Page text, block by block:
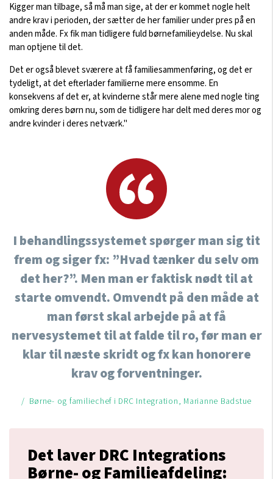
Kigger man tilbage, så må man sige, at der er kommet nogle helt
andre krav i perioden, der sætter de her familier under pres på en
anden måde. Fx fik man tidligere fuld børnefamilieydelse. Nu skal
man optjene til det.
Det er også blevet sværere at få familiesammenføring, og det er
tydeligt, at det efterlader familierne mere ensomme. En
konsekvens af det er, at kvinderne står mere alene med nogle ting
omkring deres børn nu, som de tidligere har delt med deres mor og
andre kvinder i deres netværk."
I behandlingssystemet spørger man sig tit
frem og siger fx: ”Hvad tænker du selv om
det her?”. Men man er faktisk nødt til at
starte omvendt. Omvendt på den måde at
man først skal arbejde på at få
nervesystemet til at falde til ro, før man er
klar til næste skridt og fx kan honorere
krav og forventninger.
/ Børne- og familiechef i DRC Integration, Marianne Badstue
Det laver DRC Integrations
Børne- og Familieafdeling: